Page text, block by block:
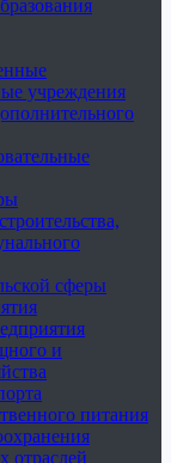
учреждения
сферы
и
питания
отраслей